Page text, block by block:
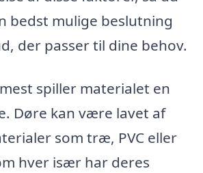
bedst mulige beslutning
der passer til dine behov.
spiller materialet en
Døre kan være lavet af
som træ, PVC eller
hver især har deres